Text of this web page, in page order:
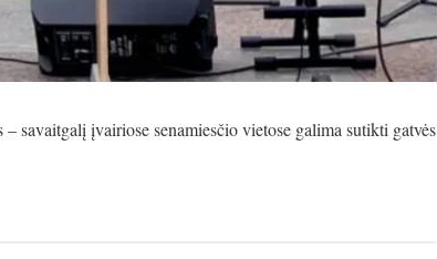
savaitgalį įvairiose senamiesčio vietose galima sutikti gatvės